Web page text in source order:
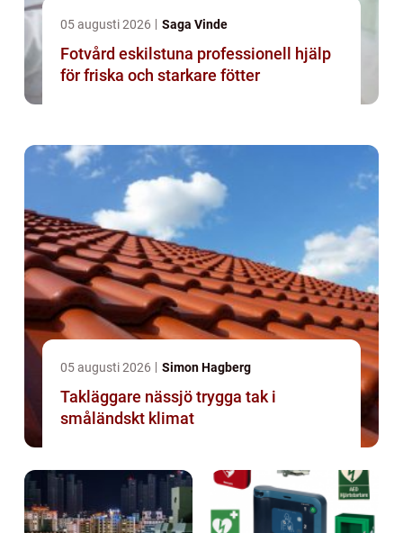
05 augusti 2026 Saga Vinde
Fotvård eskilstuna professionell hjälp
för friska och starkare fötter
05 augusti 2026 Simon Hagberg
Takläggare nässjö trygga tak i
småländskt klimat